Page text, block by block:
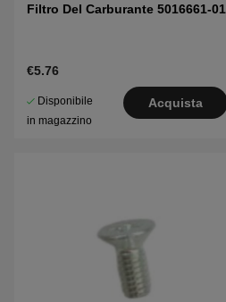
Filtro Del Carburante 5016661-01
€5.76
Disponibile
in magazzino
Acquista